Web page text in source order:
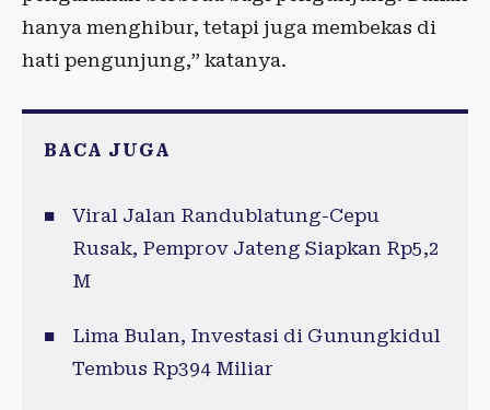
hanya menghibur, tetapi juga membekas di
hati pengunjung,” katanya.
BACA JUGA
Viral Jalan Randublatung-Cepu
Rusak, Pemprov Jateng Siapkan Rp5,2
M
Lima Bulan, Investasi di Gunungkidul
Tembus Rp394 Miliar